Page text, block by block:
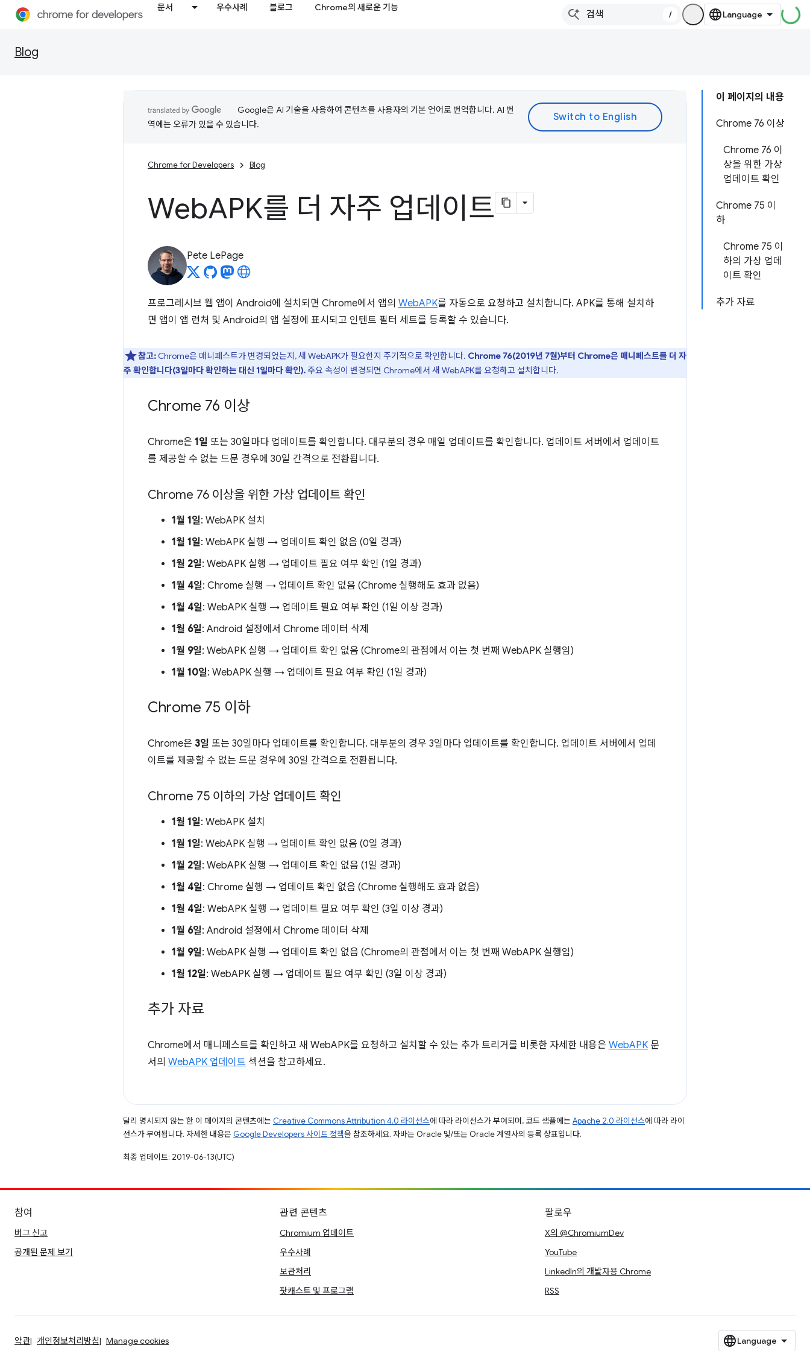
문서 우수사례 블로그 Chrome의 새로운 기능
/
Blog
이 페이지의 내용
Chrome 76 이상
Chrome 76 이
상을 위한 가상
업데이트 확인
Chrome 75 이
하
Chrome 75 이
하의 가상 업데
이트 확인
추가 자료
Google은 AI 기술을 사용하여 콘텐츠를 사용자의 기본 언어로 번역합니다. AI 번
역에는 오류가 있을 수 있습니다.
Chrome for Developers Blog
WebAPK를 더 자주 업데이트
Pete LePage
프로그레시브 웹 앱이 Android에 설치되면 Chrome에서 앱의 WebAPK를 자동으로 요청하고 설치합니다. APK를 통해 설치하
면 앱이 앱 런처 및 Android의 앱 설정에 표시되고 인텐트 필터 세트를 등록할 수 있습니다.
참고: Chrome은 매니페스트가 변경되었는지, 새 WebAPK가 필요한지 주기적으로 확인합니다. Chrome 76(2019년 7월)부터 Chrome은 매니페스트를 더 자
주 확인합니다(3일마다 확인하는 대신 1일마다 확인).주요 속성이 변경되면 Chrome에서 새 WebAPK를 요청하고 설치합니다.
Chrome 76 이상
Chrome은 1일 또는 30일마다 업데이트를 확인합니다. 대부분의 경우 매일 업데이트를 확인합니다. 업데이트 서버에서 업데이트
를 제공할 수 없는 드문 경우에 30일 간격으로 전환됩니다.
Chrome 76 이상을 위한 가상 업데이트 확인
1월 1일: WebAPK 설치
1월 1일: WebAPK 실행 → 업데이트 확인 없음 (0일 경과)
1월 2일: WebAPK 실행 → 업데이트 필요 여부 확인 (1일 경과)
1월 4일: Chrome 실행 → 업데이트 확인 없음 (Chrome 실행해도 효과 없음)
1월 4일: WebAPK 실행 → 업데이트 필요 여부 확인 (1일 이상 경과)
1월 6일: Android 설정에서 Chrome 데이터 삭제
1월 9일: WebAPK 실행 → 업데이트 확인 없음 (Chrome의 관점에서 이는 첫 번째 WebAPK 실행임)
1월 10일: WebAPK 실행 → 업데이트 필요 여부 확인 (1일 경과)
Chrome 75 이하
Chrome은 3일 또는 30일마다 업데이트를 확인합니다. 대부분의 경우 3일마다 업데이트를 확인합니다. 업데이트 서버에서 업데
이트를 제공할 수 없는 드문 경우에 30일 간격으로 전환됩니다.
Chrome 75 이하의 가상 업데이트 확인
1월 1일: WebAPK 설치
1월 1일: WebAPK 실행 → 업데이트 확인 없음 (0일 경과)
1월 2일: WebAPK 실행 → 업데이트 확인 없음 (1일 경과)
1월 4일: Chrome 실행 → 업데이트 확인 없음 (Chrome 실행해도 효과 없음)
1월 4일: WebAPK 실행 → 업데이트 필요 여부 확인 (3일 이상 경과)
1월 6일: Android 설정에서 Chrome 데이터 삭제
1월 9일: WebAPK 실행 → 업데이트 확인 없음 (Chrome의 관점에서 이는 첫 번째 WebAPK 실행임)
1월 12일: WebAPK 실행 → 업데이트 필요 여부 확인 (3일 이상 경과)
추가 자료
Chrome에서 매니페스트를 확인하고 새 WebAPK를 요청하고 설치할 수 있는 추가 트리거를 비롯한 자세한 내용은 WebAPK 문
서의 WebAPK 업데이트 섹션을 참고하세요.
달리 명시되지 않는 한 이 페이지의 콘텐츠에는 Creative Commons Attribution 4.0 라이선스에 따라 라이선스가 부여되며, 코드 샘플에는 Apache 2.0 라이선스에 따라 라이
선스가 부여됩니다. 자세한 내용은 Google Developers 사이트 정책을 참조하세요. 자바는 Oracle 및/또는 Oracle 계열사의 등록 상표입니다.
최종 업데이트: 2019-06-13(UTC)
참여
버그 신고
공개된 문제 보기
관련 콘텐츠
Chromium 업데이트
우수사례
보관처리
팟캐스트 및 프로그램
팔로우
X의 @ChromiumDev
YouTube
LinkedIn의 개발자용 Chrome
RSS
약관 개인정보처리방침 Manage cookies